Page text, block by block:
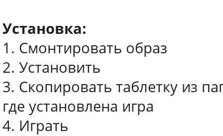
Установка:
1. Смонтировать образ
2. Установить
3. Скопировать таблетку из
где установлена игра
4. Играть